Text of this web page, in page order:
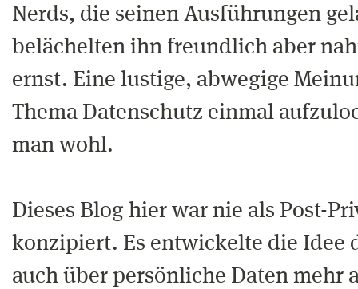
Nerds, die seinen Ausführungen
belächelten ihn freundlich aber
ernst. Eine lustige, abwegige
Thema Datenschutz einmal
man wohl.
Dieses Blog hier war nie als Post-
konzipiert. Es entwickelte die Idee
auch über persönliche Daten mehr